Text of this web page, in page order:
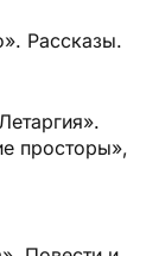
Рассказы.
просторы»,